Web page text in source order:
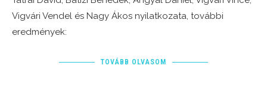
Vigvári Vendel és Nagy Ákos nyilatkozata, további
eredmények:
TOVÁBB OLVASOM